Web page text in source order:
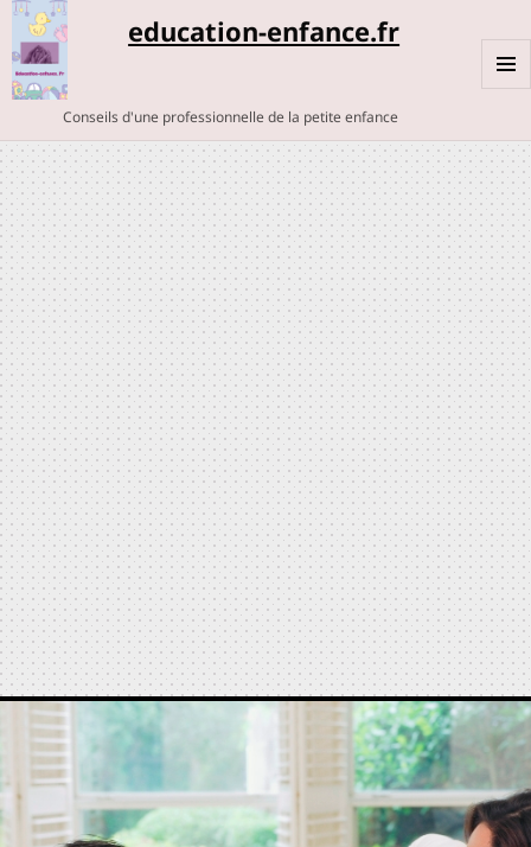
education-enfance.fr
Conseils d'une professionnelle de la petite enfance